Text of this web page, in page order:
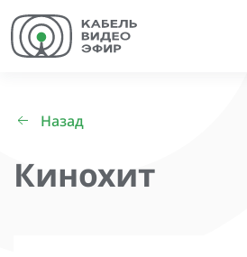
Назад
Кинохит